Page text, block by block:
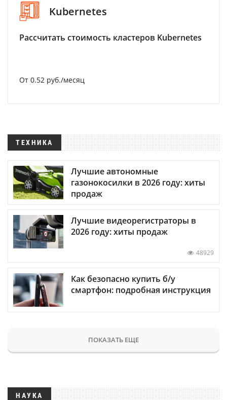
Kubernetes
Рассчитать стоимость кластеров Kubernetes
От 0.52 руб./месяц
ТЕХНИКА
Лучшие автономные
газонокосилки в 2026 году: хиты
продаж
Лучшие видеорегистраторы в
2026 году: хиты продаж
48929
Как безопасно купить б/у
смартфон: подробная инструкция
ПОКАЗАТЬ ЕЩЕ
НАУКА